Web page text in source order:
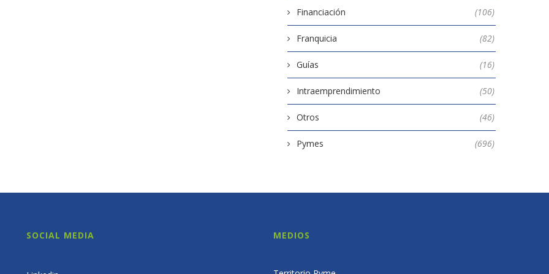
Financiación (106)
Franquicia (82)
Guías (16)
Intraemprendimiento (50)
Otros (46)
Pymes (696)
SOCIAL MEDIA MEDIOS